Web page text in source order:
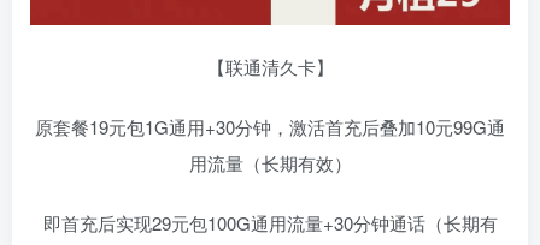
【联通清久卡】
原套餐19元包1G通用+30分钟，激活首充后叠加10元99G通
用流量（长期有效）
即首充后实现29元包100G通用流量+30分钟通话（长期有